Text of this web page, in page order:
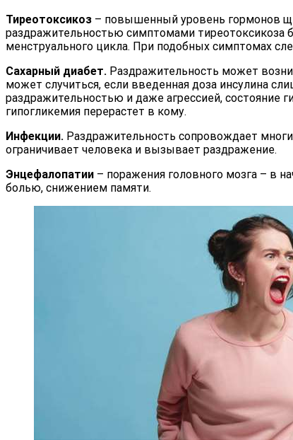
Тиреотоксикоз – повышенный уровень гормонов
раздражительностью симптомами
менструального цикла. При подобных симптомах
Сахарный диабет. Раздражительность может
может случиться, если введенная доза инсулина
раздражительностью и даже агрессией,
гипогликемия перерастет в кому.
Инфекции. Раздражительность сопровождает
ограничивает человека и вызывает раздражение.
Энцефалопатии – поражения головного мозга – в
болью, снижением памяти.